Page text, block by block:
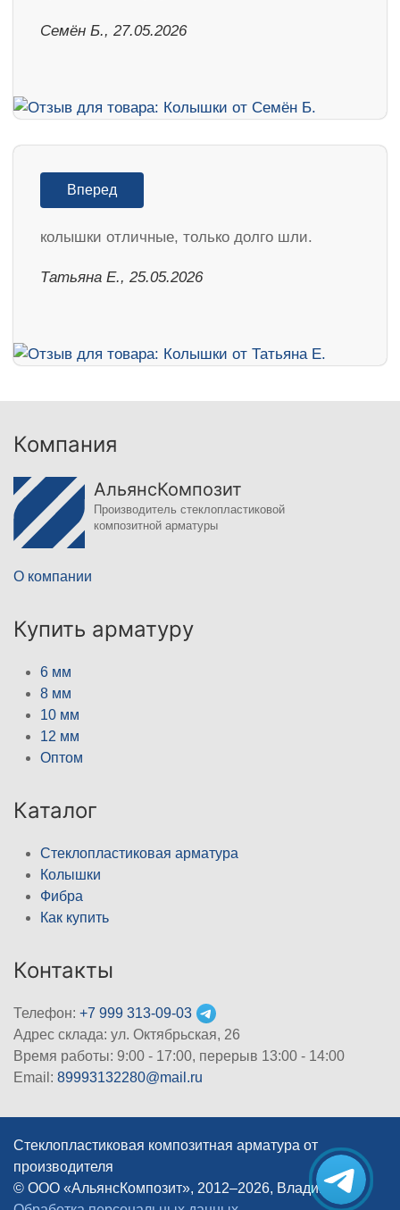
Семён Б., 27.05.2026
Вперед
колышки отличные, только долго шли.
Татьяна Е., 25.05.2026
Компания
АльянсКомпозит
Производитель стеклопластиковой
композитной арматуры
О компании
Купить арматуру
6 мм
8 мм
10 мм
12 мм
Оптом
Каталог
Стеклопластиковая арматура
Колышки
Фибра
Как купить
Контакты
Телефон: +7 999 313-09-03
Адрес склада: ул. Октябрьская, 26
Время работы: 9:00 - 17:00, перерыв 13:00 - 14:00
Email: 89993132280@mail.ru
Стеклопластиковая композитная арматура от
производителя
© ООО «АльянсКомпозит», 2012–2026, Владимир